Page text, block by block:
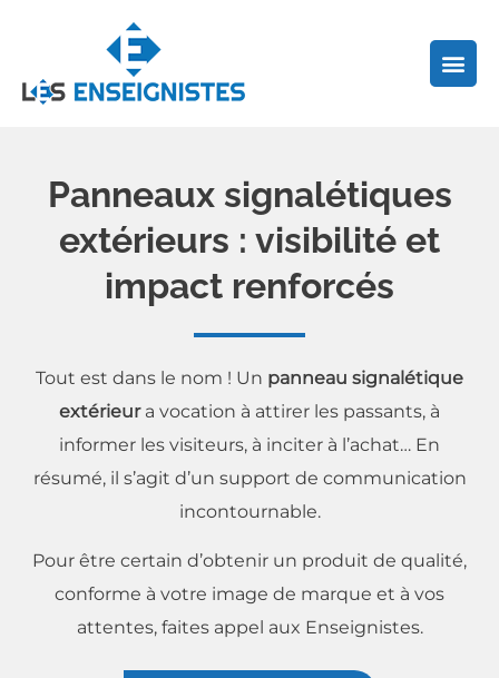
contenu
Panneaux signalétiques
extérieurs : visibilité et
impact renforcés
Tout est dans le nom ! Un panneau signalétique
extérieura vocation à attirer les passants, à
informer les visiteurs, à inciter à l’achat… En
résumé, il s’agit d’un support de communication
incontournable.
Pour être certain d’obtenir un produit de qualité,
conforme à votre image de marque et à vos
attentes, faites appel aux Enseignistes.